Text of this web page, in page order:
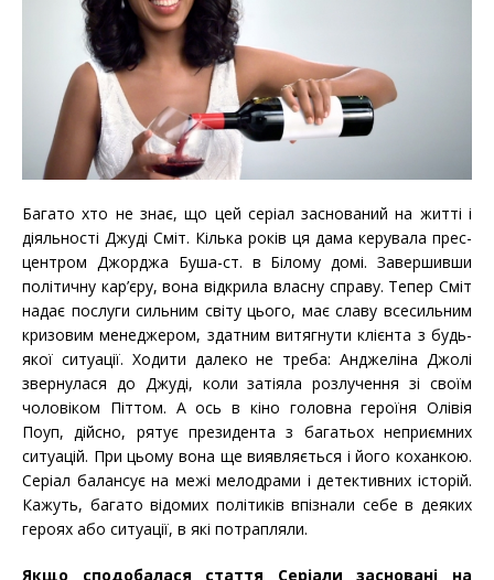
Багато хто не знає, що цей серіал заснований на житті і
діяльності Джуді Сміт. Кілька років ця дама керувала прес-
центром Джорджа Буша-ст. в Білому домі. Завершивши
політичну кар’єру, вона відкрила власну справу. Тепер Сміт
надає послуги сильним світу цього, має славу всесильним
кризовим менеджером, здатним витягнути клієнта з будь-
якої ситуації. Ходити далеко не треба: Анджеліна Джолі
звернулася до Джуді, коли затіяла розлучення зі своїм
чоловіком Піттом. А ось в кіно головна героїня Олівія
Поуп, дійсно, рятує президента з багатьох неприємних
ситуацій. При цьому вона ще виявляється і його коханкою.
Серіал балансує на межі мелодрами і детективних історій.
Кажуть, багато відомих політиків впізнали себе в деяких
героях або ситуації, в які потрапляли.
Якщо сподобалася стаття Серіали засновані на